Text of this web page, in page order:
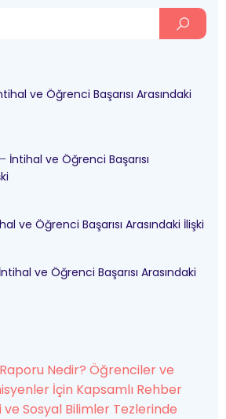
ve Öğrenci Başarısı Arasındaki
– İntihal ve Öğrenci Başarısı
ve Öğrenci Başarısı Arasındaki İlişki
İntihal ve Öğrenci Başarısı Arasındaki
Nedir? Öğrenciler ve
İçin Kapsamlı Rehber
ve Sosyal Bilimler Tezlerinde